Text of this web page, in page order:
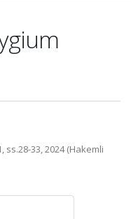
ss.28-33, 2024 (Hakemli